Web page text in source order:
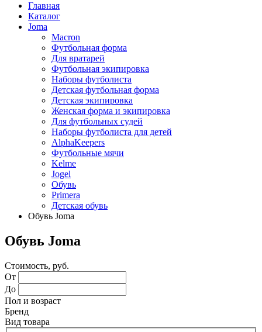
Главная
Каталог
Joma
Macron
Футбольная форма
Для вратарей
Футбольная экипировка
Наборы футболиста
Детская футбольная форма
Детская экипировка
Женская форма и экипировка
Для футбольных судей
Наборы футболиста для детей
AlphaKeepers
Футбольные мячи
Kelme
Jogel
Обувь
Primera
Детская обувь
Обувь Joma
Обувь Joma
Стоимость, руб.
От
До
Пол и возраст
Бренд
Вид товара